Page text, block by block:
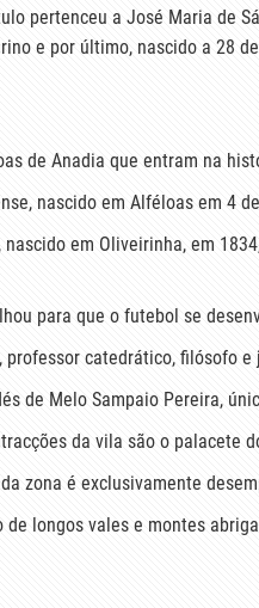
pertenceu a José Maria de
e por último, nascido a 28
de Anadia que entram na
nascido em Alféloas em 4
em Oliveirinha, em
para que o futebol se
professor catedrático, filósofo
de Melo Sampaio Pereira,
da vila são o palacete
zona é exclusivamente
de longos vales e montes